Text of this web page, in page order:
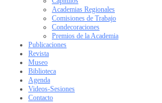
Academias Regionales
Comisiones de Trabajo
Condecoraciones
Premios de la Academia
Publicaciones
Revista
Museo
Biblioteca
Agenda
Videos-Sesiones
Contacto